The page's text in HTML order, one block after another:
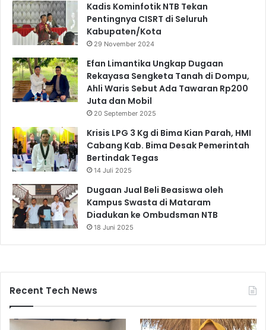
Kadis Kominfotik NTB Tekan
Pentingnya CISRT di Seluruh
Kabupaten/Kota
29 November 2024
Efan Limantika Ungkap Dugaan
Rekayasa Sengketa Tanah di Dompu,
Ahli Waris Sebut Ada Tawaran Rp200
Juta dan Mobil
20 September 2025
Krisis LPG 3 Kg di Bima Kian Parah, HMI
Cabang Kab. Bima Desak Pemerintah
Bertindak Tegas
14 Juli 2025
Dugaan Jual Beli Beasiswa oleh
Kampus Swasta di Mataram
Diadukan ke Ombudsman NTB
18 Juni 2025
Recent Tech News